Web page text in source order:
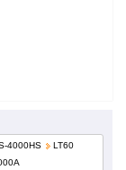
4000HS
LT60